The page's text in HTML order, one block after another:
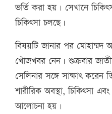
ভর্তি করা হয়। সেখানে
চিকিৎসা চলছে।
বিষয়টি জানার পর
খোঁজখবর নেন। শুক্রবার
সেলিনার সঙ্গে সাক্ষাৎ
শারীরিক অবস্থা, চিকিৎসা
আলোচনা হয়।